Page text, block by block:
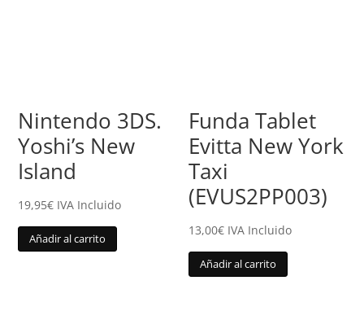
Nintendo 3DS.
Yoshi’s New
Island
19,95€ IVA Incluido
Añadir al carrito
Funda Tablet
Evitta New York
Taxi
(EVUS2PP003)
13,00€ IVA Incluido
Añadir al carrito